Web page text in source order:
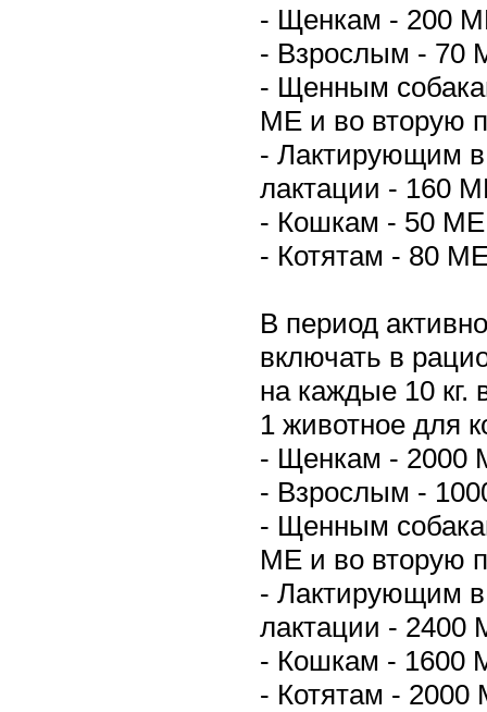
- Щенкам - 200
- Взрослым - 70
- Щенным
МЕ и во вторую
- Лактирующим в
лактации - 160
- Кошкам - 50
- Котятам - 80
В период
включать в
на каждые 10 кг.
1 животное для
- Щенкам - 2000
- Взрослым -
- Щенным
МЕ и во вторую
- Лактирующим в
лактации - 2400
- Кошкам - 1600
- Котятам - 2000